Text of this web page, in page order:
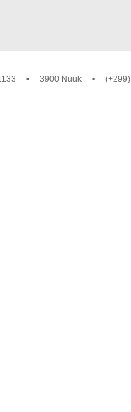
• 3900 Nuuk •